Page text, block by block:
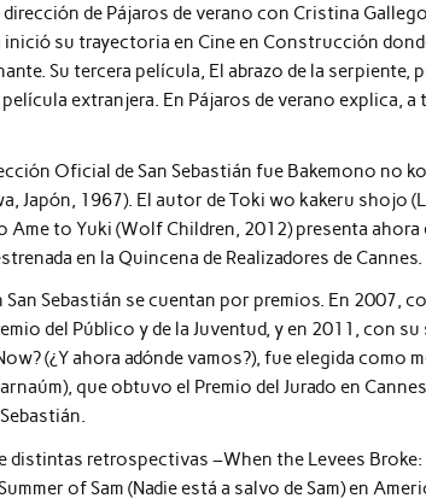
de Pájaros de verano con Cristina
su trayectoria en Cine en Construcción
Su tercera película, El abrazo de la serpiente,
extranjera. En Pájaros de verano explica, a
Oficial de San Sebastián fue Bakemono no
Japón, 1967). El autor de Toki wo kakeru shojo
to Yuki (Wolf Children, 2012) presenta ahora
en la Quincena de Realizadores de Cannes.
Sebastián se cuentan por premios. En 2007,
del Público y de la Juventud, y en 2011, con su
(¿Y ahora adónde vamos?), fue elegida como
que obtuvo el Premio del Jurado en
retrospectivas –When the Levees Broke:
of Sam (Nadie está a salvo de Sam) en